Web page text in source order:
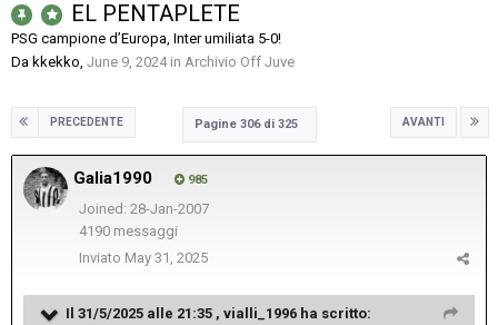
EL PENTAPLETE
PSG campione d’Europa, Inter umiliata 5-0!
Da kkekko, June 9, 2024in Archivio Off Juve
PRECEDENTE AVANTI
Pagine 306 di 325
Galia1990 985
Joined: 28-Jan-2007
4190 messaggi
Inviato May 31, 2025
Il 31/5/2025 alle 21:35 , vialli_1996 ha scritto: